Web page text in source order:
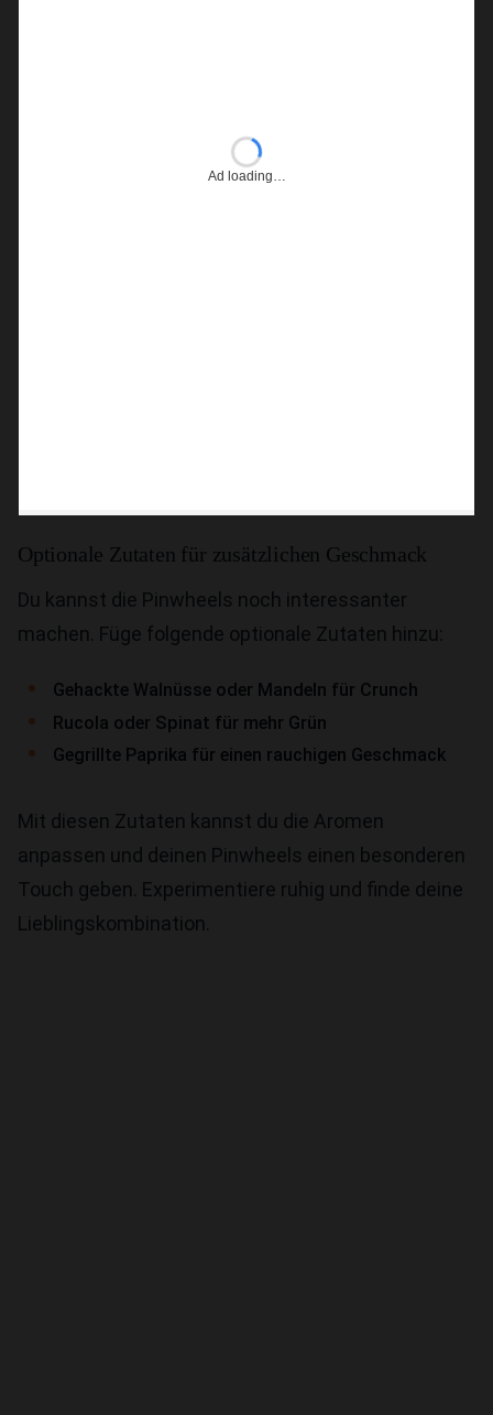
Ad loading…
Optionale Zutaten für zusätzlichen Geschmack
Du kannst die Pinwheels noch interessanter
machen. Füge folgende optionale Zutaten hinzu:
Gehackte Walnüsse oder Mandeln für Crunch
Rucola oder Spinat für mehr Grün
Gegrillte Paprika für einen rauchigen Geschmack
Mit diesen Zutaten kannst du die Aromen
anpassen und deinen Pinwheels einen besonderen
Touch geben. Experimentiere ruhig und finde deine
Lieblingskombination.